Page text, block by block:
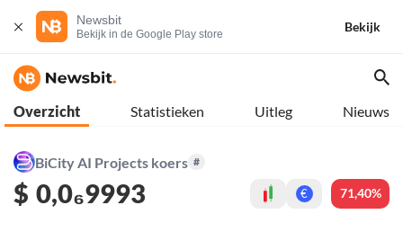
Newsbit
Bekijk in de Google Play store
Bekijk
Overzicht Statistieken Uitleg Nieuws
BiCity AI Projects koers #
$ 0,0₆9993 € 71,40%